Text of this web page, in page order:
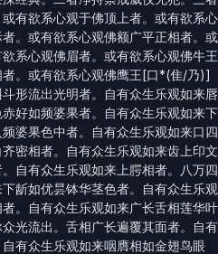
有欲系心观于佛顶上者。或有欲系心
。或有欲系心观佛额广平正相者。或
系心观佛眉者。或有欲系心观佛牛王
。或有欲系心观佛鹰王[口*(隹/乃)]
形流出光明者。自有众生乐观如来唇
好如频婆果者。自有众生乐观如来下
婆果色中者。自有众生乐观如来口四
密相者。自有众生乐观如来齿上印文
自有众生乐观如来上腭相者。八万四
龂如优昙钵华茎色者。自有众生乐观
。自有众生乐观如来广长舌相莲华叶
光流出。舌相广长遍覆其面者。自有
有众生乐观如来咽膺相如金翅鸟眼